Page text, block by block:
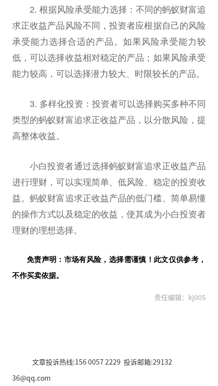
2. 根据风险承受能力选择：不同的蚂蚁财富追
求正收益产品风险不同，投资者应根据自己的风险
承受能力选择合适的产品。如果风险承受能力较
低，可以选择收益相对稳定的产品；如果风险承受
能力较高，可以选择潜力较大、时限较长的产品。
3. 多样化投资：投资者可以选择购买多种不同
类型的蚂蚁财富追求正收益产品，以分散风险，提
高整体收益。
小白投资者通过选择蚂蚁财富追求正收益产品
进行理财，可以实现简单、低风险、稳定的投资收
益。蚂蚁财富追求正收益产品的低门槛、简单易懂
的操作方式以及稳定的收益，使其成为小白投资者
理财的理想选择。
免责声明：市场有风险，选择需谨慎！此文仅供参考，
不作买卖依据。
责任编辑：kj005
文章投诉热线:156 0057 2229 投诉邮箱:29132
36@qq.com